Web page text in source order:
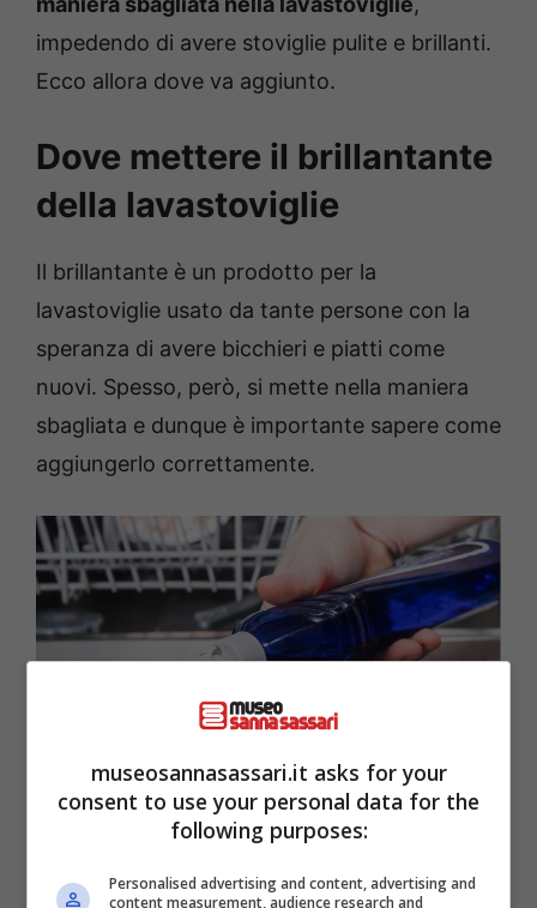
impedendo di avere stoviglie pulite e brillanti.
Ecco allora dove va aggiunto.
Dove mettere il brillantante
della lavastoviglie
Il brillantante è un prodotto per la
lavastoviglie usato da tante persone con la
speranza di avere bicchieri e piatti come
nuovi. Spesso, però, si mette nella maniera
sbagliata e dunque è importante sapere come
aggiungerlo correttamente.
Dove mettere il brillantante della lavastoviglie –
museosannasassari.it
museosannasassari.it asks for your
consent to use your personal data for the
following purposes:
Personalised advertising and content, advertising and
content measurement, audience research and